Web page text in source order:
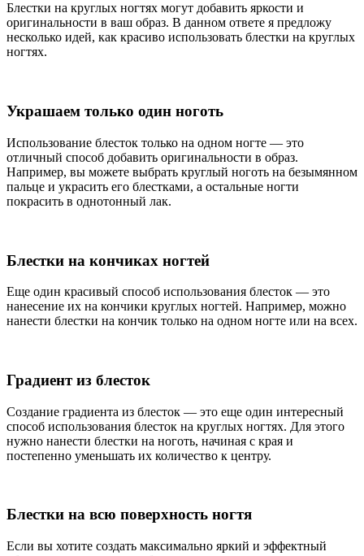
Блестки на круглых ногтях могут добавить яркости и
оригинальности в ваш образ. В данном ответе я предложу
несколько идей, как красиво использовать блестки на круглых
ногтях.
Украшаем только один ноготь
Использование блесток только на одном ногте — это
отличный способ добавить оригинальности в образ.
Например, вы можете выбрать круглый ноготь на безымянном
пальце и украсить его блестками, а остальные ногти
покрасить в однотонный лак.
Блестки на кончиках ногтей
Еще один красивый способ использования блесток — это
нанесение их на кончики круглых ногтей. Например, можно
нанести блестки на кончик только на одном ногте или на всех.
Градиент из блесток
Создание градиента из блесток — это еще один интересный
способ использования блесток на круглых ногтях. Для этого
нужно нанести блестки на ноготь, начиная с края и
постепенно уменьшать их количество к центру.
Блестки на всю поверхность ногтя
Если вы хотите создать максимально яркий и эффектный